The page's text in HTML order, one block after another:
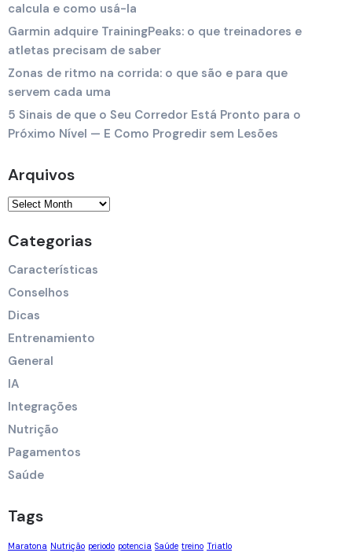
calcula e como usá-la
Garmin adquire TrainingPeaks: o que treinadores e
atletas precisam de saber
Zonas de ritmo na corrida: o que são e para que
servem cada uma
5 Sinais de que o Seu Corredor Está Pronto para o
Próximo Nível — E Como Progredir sem Lesões
Arquivos
Categorias
Características
Conselhos
Dicas
Entrenamiento
General
IA
Integrações
Nutrição
Pagamentos
Saúde
Tags
Maratona Nutrição periodo potencia Saúde treino Triatlo